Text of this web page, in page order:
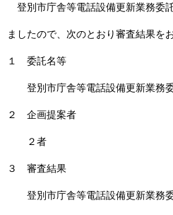
登別市庁舎等電話設備更新業務委
ましたので、次のとおり審査結果を
１ 委託名等
登別市庁舎等電話設備更新業務
２ 企画提案者
２者
３ 審査結果
登別市庁舎等電話設備更新業務委